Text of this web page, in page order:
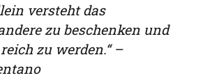
versteht das
zu beschenken und
zu werden.“ –